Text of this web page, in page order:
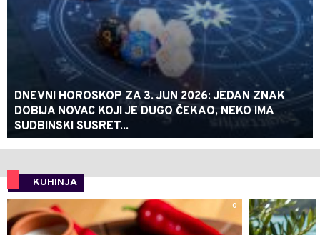
DNEVNI HOROSKOP ZA 3. JUN 2026: JEDAN ZNAK
DOBIJA NOVAC KOJI JE DUGO ČEKAO, NEKO IMA
SUDBINSKI SUSRET...
KUHINJA
0